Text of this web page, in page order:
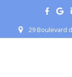
29 Boulevard